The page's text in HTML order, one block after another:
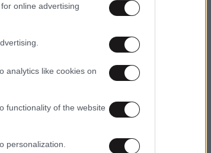
online advertising
analytics like cookies on
functionality of the website
personalization.